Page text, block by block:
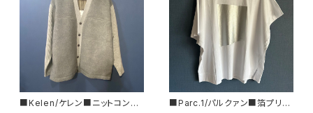
■Kelen/ケレン■ニットコンビ
■Parc.1/パルクァン■箔プリン